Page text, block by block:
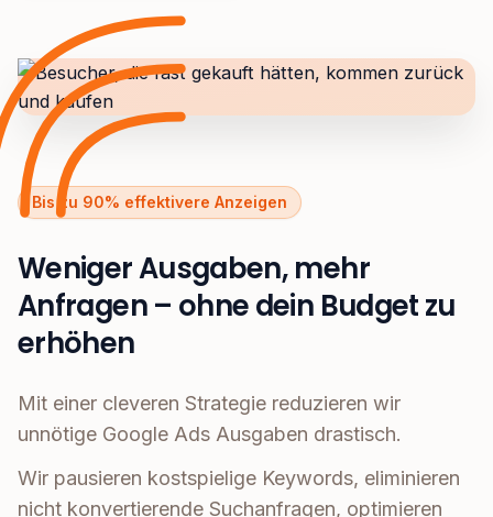
Bis zu 90% effektivere Anzeigen
Weniger Ausgaben, mehr
Anfragen – ohne dein Budget zu
erhöhen
Mit einer cleveren Strategie reduzieren wir
unnötige Google Ads Ausgaben drastisch.
Wir pausieren kostspielige Keywords, eliminieren
nicht konvertierende Suchanfragen, optimieren